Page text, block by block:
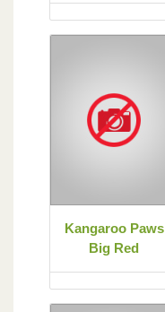
Kangaroo Paws
Big Red